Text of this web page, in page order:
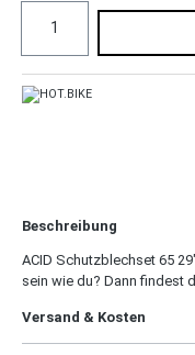
Beschreibung
ACID Schutzblechset 65
sein wie du? Dann findest
Versand & Kosten